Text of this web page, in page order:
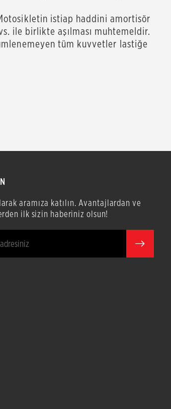
istiap haddini amortisör
ile birlikte aşılması muhtemeldir.
tüm kuvvetler lastiğe
aramıza katılın. Avantajlardan ve
ilk sizin haberiniz olsun!